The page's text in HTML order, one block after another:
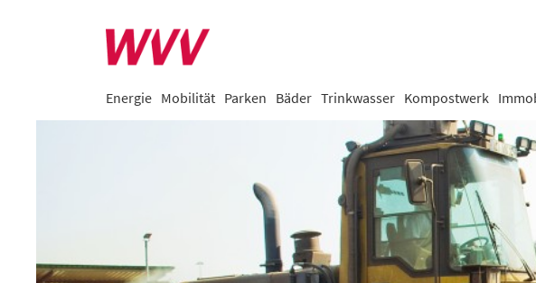
Energie Mobilität Parken Bäder Trinkwasser Kompostwerk